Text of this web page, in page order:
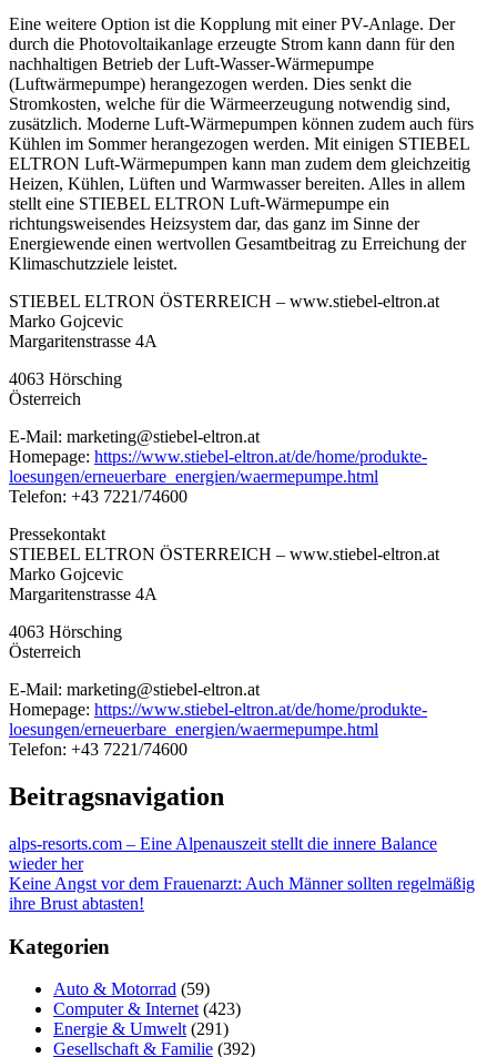
Eine weitere Option ist die Kopplung mit einer PV-Anlage. Der
durch die Photovoltaikanlage erzeugte Strom kann dann für den
nachhaltigen Betrieb der Luft-Wasser-Wärmepumpe
(Luftwärmepumpe) herangezogen werden. Dies senkt die
Stromkosten, welche für die Wärmeerzeugung notwendig sind,
zusätzlich. Moderne Luft-Wärmepumpen können zudem auch fürs
Kühlen im Sommer herangezogen werden. Mit einigen STIEBEL
ELTRON Luft-Wärmepumpen kann man zudem dem gleichzeitig
Heizen, Kühlen, Lüften und Warmwasser bereiten. Alles in allem
stellt eine STIEBEL ELTRON Luft-Wärmepumpe ein
richtungsweisendes Heizsystem dar, das ganz im Sinne der
Energiewende einen wertvollen Gesamtbeitrag zu Erreichung der
Klimaschutzziele leistet.
STIEBEL ELTRON ÖSTERREICH – www.stiebel-eltron.at
Marko Gojcevic
Margaritenstrasse 4A
4063 Hörsching
Österreich
E-Mail: marketing@stiebel-eltron.at
Homepage: https://www.stiebel-eltron.at/de/home/produkte-
loesungen/erneuerbare_energien/waermepumpe.html
Telefon: +43 7221/74600
Pressekontakt
STIEBEL ELTRON ÖSTERREICH – www.stiebel-eltron.at
Marko Gojcevic
Margaritenstrasse 4A
4063 Hörsching
Österreich
E-Mail: marketing@stiebel-eltron.at
Homepage: https://www.stiebel-eltron.at/de/home/produkte-
loesungen/erneuerbare_energien/waermepumpe.html
Telefon: +43 7221/74600
Beitragsnavigation
alps-resorts.com – Eine Alpenauszeit stellt die innere Balance
wieder her
Keine Angst vor dem Frauenarzt: Auch Männer sollten regelmäßig
ihre Brust abtasten!
Kategorien
Auto & Motorrad (59)
Computer & Internet (423)
Energie & Umwelt (291)
Gesellschaft & Familie (392)